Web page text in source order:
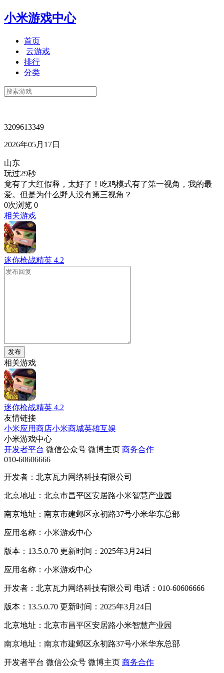
小米游戏中心
首页
云游戏
排行
分类
3209613349
2026年05月17日
山东
玩过29秒
竟有了大红假释，太好了！吃鸡模式有了第一视角，我的最
爱。但是为什么野人没有第三视角？
0次浏览 0
相关游戏
迷你枪战精英 4.2
发布
相关游戏
迷你枪战精英 4.2
友情链接
小米应用商店小米商城英雄互娱
小米游戏中心
开发者平台 微信公众号 微博主页 商务合作
010-60606666
开发者：北京瓦力网络科技有限公司
北京地址：北京市昌平区安居路小米智慧产业园
南京地址：南京市建邺区永初路37号小米华东总部
应用名称：小米游戏中心
版本：13.5.0.70 更新时间：2025年3月24日
应用名称：小米游戏中心
开发者：北京瓦力网络科技有限公司 电话：010-60606666
版本：13.5.0.70 更新时间：2025年3月24日
北京地址：北京市昌平区安居路小米智慧产业园
南京地址：南京市建邺区永初路37号小米华东总部
开发者平台 微信公众号 微博主页 商务合作